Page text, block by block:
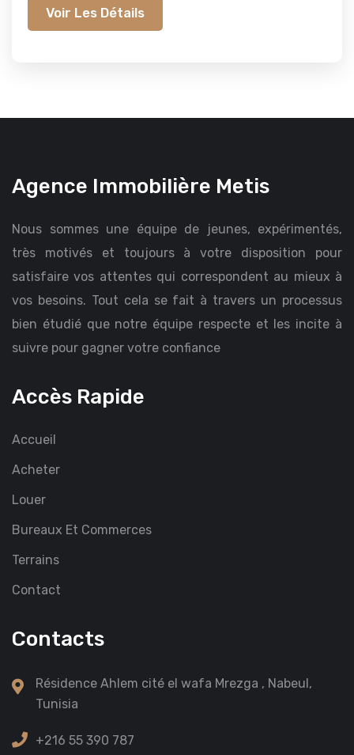
Voir Les Détails
Agence Immobilière Metis
Nous sommes une équipe de jeunes, expérimentés,
très motivés et toujours à votre disposition pour
satisfaire vos attentes qui correspondent au mieux à
vos besoins. Tout cela se fait à travers un processus
bien étudié que notre équipe respecte et les incite à
suivre pour gagner votre confiance
Accès Rapide
Accueil
Acheter
Louer
Bureaux Et Commerces
Terrains
Contact
Contacts
Résidence Ahlem cité el wafa Mrezga , Nabeul,
Tunisia
+216 55 390 787